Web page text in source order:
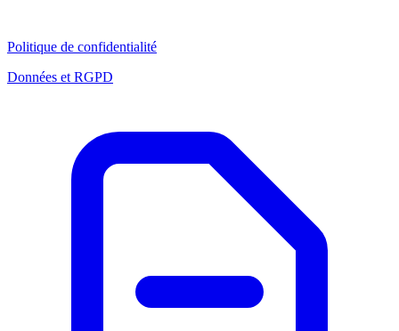
Politique de confidentialité
Données et RGPD